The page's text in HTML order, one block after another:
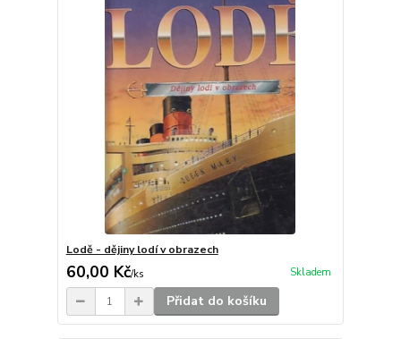
Lodě - dějiny lodí v obrazech
60,00 Kč/ks Skladem
Přidat do košíku